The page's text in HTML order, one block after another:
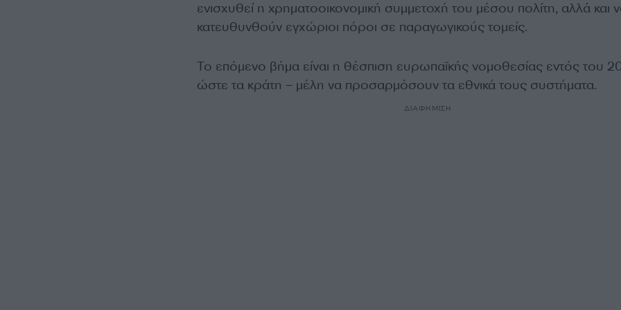
ενισχυθεί η χρηματοοικονομική συμμετοχή του μέσου πολίτη, αλλά και
κατευθυνθούν εγχώριοι πόροι σε παραγωγικούς τομείς.
Το επόμενο βήμα είναι η θέσπιση ευρωπαϊκής νομοθεσίας εντός του
ώστε τα κράτη – μέλη να προσαρμόσουν τα εθνικά τους συστήματα.
ΔΙΑΦΗΜΙΣΗ